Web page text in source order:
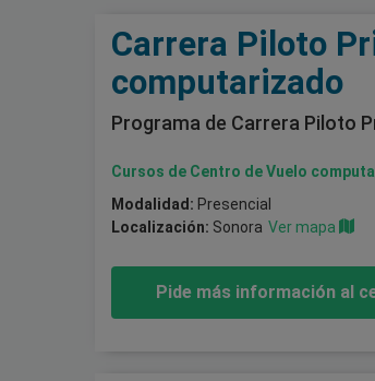
Carrera Piloto
computarizado
Programa de Carrera Piloto
Cursos de Centro de Vuelo
Modalidad: Presencial
Localización: Sonora Ver mapa
Pide más información al